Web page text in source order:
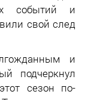
событий и
свой след
и
подчеркнул
сезон по-